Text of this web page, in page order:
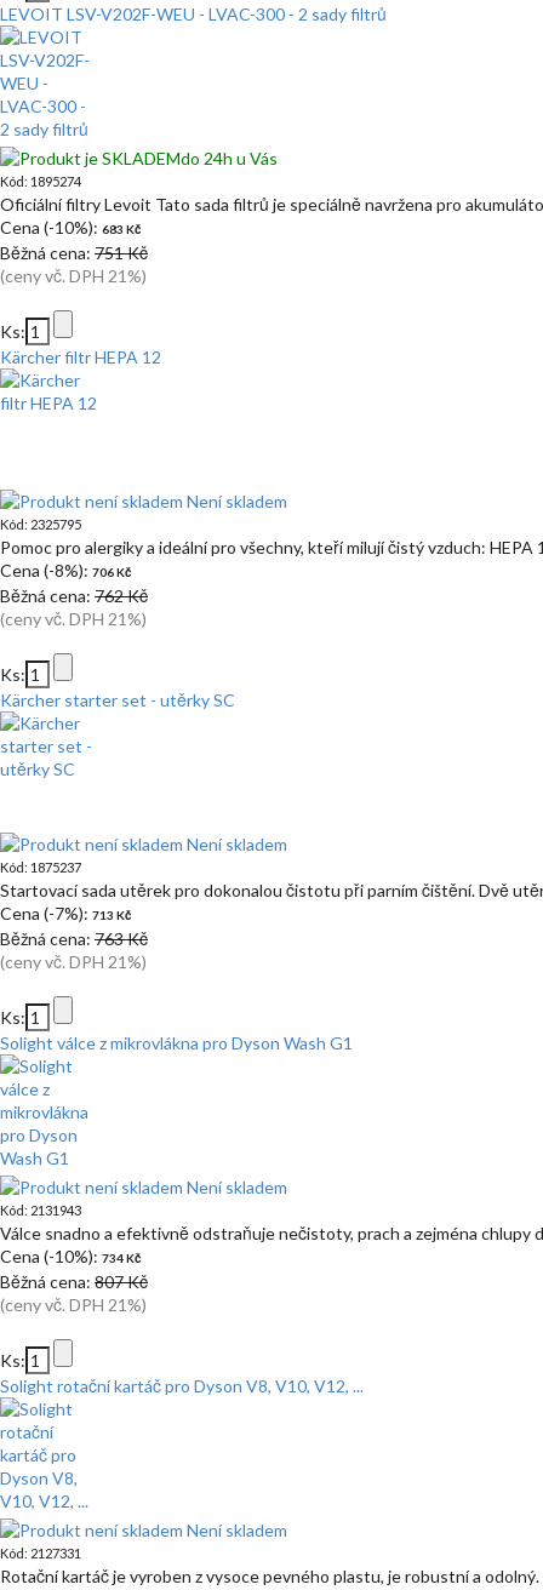
LEVOIT LSV-V202F-WEU - LVAC-300 - 2 sady filtrů
do 24h u Vás
Kód: 1895274
Oficiální filtry Levoit Tato sada filtrů je speciálně navržena pro
Cena (-10%): 683 Kč
Běžná cena: 751 Kč
(ceny vč. DPH 21%)
Ks:
Kärcher filtr HEPA 12
Není skladem
Kód: 2325795
Pomoc pro alergiky a ideální pro všechny, kteří milují čistý vzduch: HEPA
Cena (-8%): 706 Kč
Běžná cena: 762 Kč
(ceny vč. DPH 21%)
Ks:
Kärcher starter set - utěrky SC
Není skladem
Kód: 1875237
Startovací sada utěrek pro dokonalou čistotu při parním čištění. Dvě
Cena (-7%): 713 Kč
Běžná cena: 763 Kč
(ceny vč. DPH 21%)
Ks:
Solight válce z mikrovlákna pro Dyson Wash G1
Není skladem
Kód: 2131943
Válce snadno a efektivně odstraňuje nečistoty, prach a zejména chlupy
Cena (-10%): 734 Kč
Běžná cena: 807 Kč
(ceny vč. DPH 21%)
Ks:
Solight rotační kartáč pro Dyson V8, V10, V12, ...
Není skladem
Kód: 2127331
Rotační kartáč je vyroben z vysoce pevného plastu, je robustní a